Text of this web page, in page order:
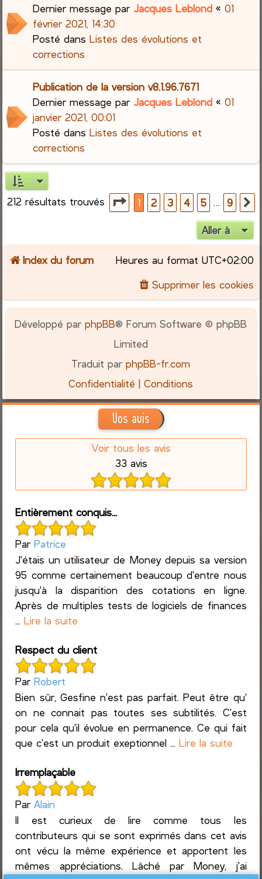
Dernier message parJacques Leblond «01
février 2021, 14:30
Posté dansListes des évolutions et
corrections
Publication de la version v8.1.96.7671
Dernier message parJacques Leblond «01
janvier 2021, 00:01
Posté dansListes des évolutions et
corrections
212 résultats trouvés Page1sur
1 2 3 4 5 … 9
Aller à
Index du forum Heures au format UTC+02:00
Supprimer les cookies
Développé parphpBB® Forum Software © phpBB
Limited
Traduit parphpBB-fr.com
Confidentialité |Conditions
Vos avis
Voir tous les avis
33 avis
Entièrement conquis...
ParPatrice
J'étais un utilisateur de Money depuis sa version
95 comme certainement beaucoup d'entre nous
jusqu'à la disparition des cotations en ligne.
Après de multiples tests de logiciels de finances
...Lire la suite
Respect du client
ParRobert
Bien sûr, Gesfine n'est pas parfait. Peut être qu'
on ne connait pas toutes ses subtilités. C'est
pour cela qu'il évolue en permanence. Ce qui fait
que c'est un produit exeptionnel ...Lire la suite
Irremplaçable
ParAlain
Il est curieux de lire comme tous les
contributeurs qui se sont exprimés dans cet avis
ont vécu la même expérience et apportent les
mêmes appréciations. Lâché par Money, j'ai